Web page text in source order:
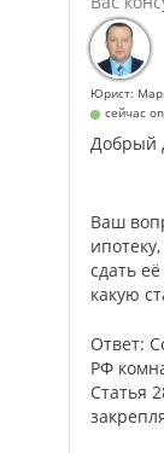
Юрист:
сейчас
Добрый
Ваш
сдать
какую
Ответ:
РФ
Статья